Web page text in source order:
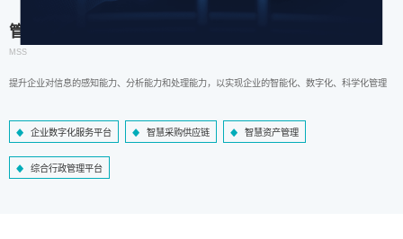
管理信息系统
MSS
提升企业对信息的感知能力、分析能力和处理能力，以实现企业的智能化、数字化、科学化管理
企业数字化服务平台 智慧采购供应链 智慧资产管理
综合行政管理平台